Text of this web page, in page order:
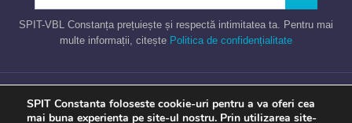
SPIT-VBL Constanța prețuiește și respectă intimitatea ta. Pentru mai
multe informații, citește Politica de confidențialitate
Taxe Constanta
SPIT Constanta foloseste cookie-uri pentru a va oferi cea
mai buna experienta pe site-ul nostru. Prin utilizarea site-